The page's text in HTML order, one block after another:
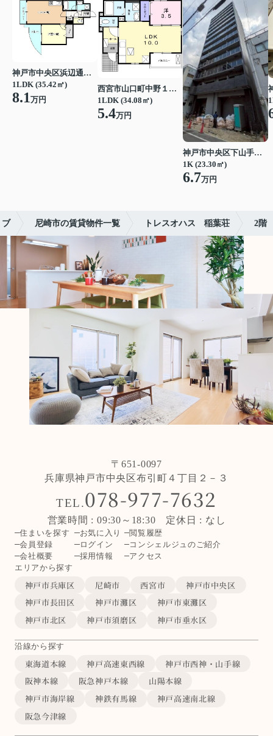
神戸市中央区浜辺通３丁目
1LDK (35.42㎡)
8.1万円
西宮市山口町中野１丁目
1LDK (34.08㎡)
5.4万円
神戸市中央区下山手通７丁目
1K (23.30㎡)
6.7万円
ブ 尼崎市の賃貸物件一覧 トレスオハス 稲葉荘 2階
〒651-0097
兵庫県神戸市中央区布引町４丁目２－３
TEL.078-977-7632
営業時間 : 09:30～18:30 定休日 : なし
住まいを探す お気に入り
閲覧履歴
会員登録
ログイン
コンシェルジュのご紹介
会社概要
採用情報
アクセス
エリアから探す
神戸市兵庫区 尼崎市 西宮市
神戸市中央区
神戸市長田区
神戸市灘区
神戸市東灘区
神戸市北区
神戸市須磨区 神戸市垂水区
沿線から探す
東海道本線 神戸高速東西線
神戸市西神・山手線
阪神本線
阪急神戸本線
山陽本線
神戸市海岸線
神鉄有馬線
神戸高速南北線
阪急今津線